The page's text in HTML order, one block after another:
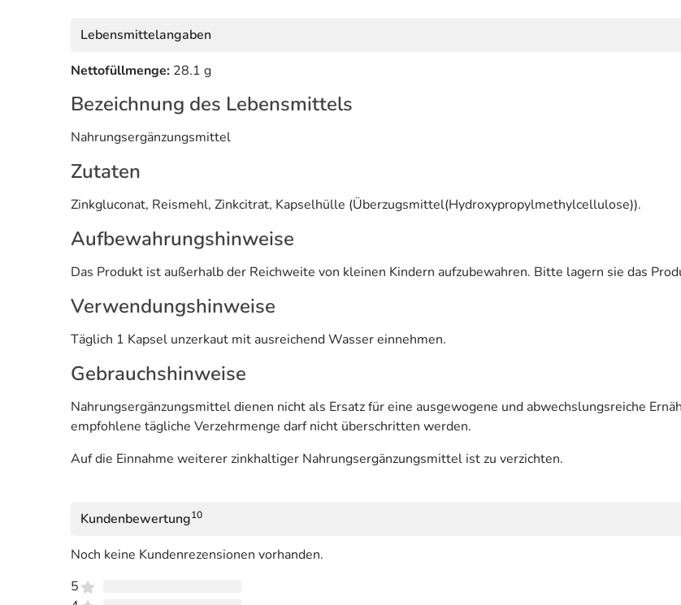
Lebensmittelangaben
Nettofüllmenge: 28.1 g
Bezeichnung des Lebensmittels
Nahrungsergänzungsmittel
Zutaten
Zinkgluconat, Reismehl, Zinkcitrat, Kapselhülle (Überzugsmittel(Hydroxypropylmethylcellulose)).
Aufbewahrungshinweise
Das Produkt ist außerhalb der Reichweite von kleinen Kindern aufzubewahren. Bitte lagern sie das
Verwendungshinweise
Täglich 1 Kapsel unzerkaut mit ausreichend Wasser einnehmen.
Gebrauchshinweise
Nahrungsergänzungsmittel dienen nicht als Ersatz für eine ausgewogene und abwechslungsreiche
empfohlene tägliche Verzehrmenge darf nicht überschritten werden.
Auf die Einnahme weiterer zinkhaltiger Nahrungsergänzungsmittel ist zu verzichten.
Kundenbewertung10
Noch keine Kundenrezensionen vorhanden.
5